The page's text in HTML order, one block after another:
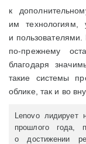
к
им технологиям,
и
по-прежнему
благодаря
такие системы
облике, так и во
Lenovo лидирует
прошлого года,
о достижении